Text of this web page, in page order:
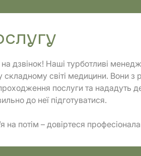
дзвінок! Наші турботливі
світі медицини. Вони з
послуги та нададуть
до неї підготуватися.
на потім – довіртеся